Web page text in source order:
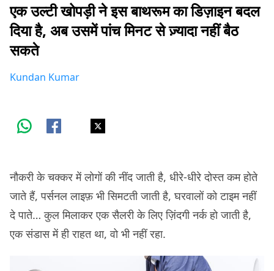
एक उल्टी खोपड़ी ने इस बाथरूम का डिज़ाइन बदल
दिया है, अब उसमें पांच मिनट से ज़्यादा नहीं बैठ
सकते
Kundan Kumar
नौकरी के चक्कर में लोगों की नींद जाती है, धीरे-धीरे दोस्त कम होते
जाते हैं, पर्सनल लाइफ़ भी सिमटती जाती है, घरवालों को टाइम नहीं
दे पाते… कुल मिलाकर एक सैलरी के लिए ज़िंदगी नर्क हो जाती है,
एक संडास में ही राहत था, वो भी नहीं रहा.